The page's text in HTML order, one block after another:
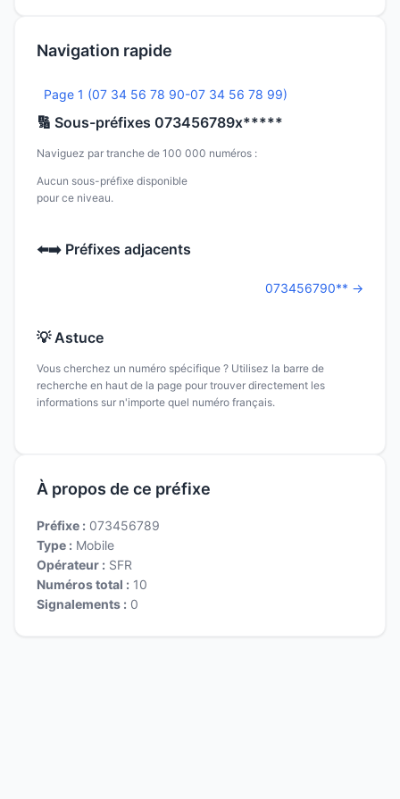
Navigation rapide
Page 1 (07 34 56 78 90-07 34 56 78 99)
🔢 Sous-préfixes 073456789x*****
Naviguez par tranche de 100 000 numéros :
Aucun sous-préfixe disponible
pour ce niveau.
⬅️➡️ Préfixes adjacents
073456790** →
💡 Astuce
Vous cherchez un numéro spécifique ? Utilisez la barre de
recherche en haut de la page pour trouver directement les
informations sur n'importe quel numéro français.
À propos de ce préfixe
Préfixe : 073456789
Type : Mobile
Opérateur : SFR
Numéros total : 10
Signalements : 0